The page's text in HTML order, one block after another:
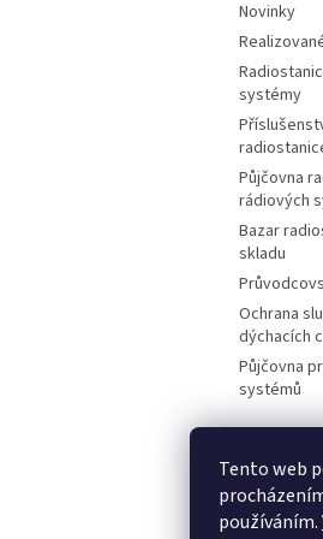
Tento web
používáním.
Novinky
systémy
Půjčovna
rádiových
Bazar
skladu
Ochrana
dýchacích
Půjčovna
systémů